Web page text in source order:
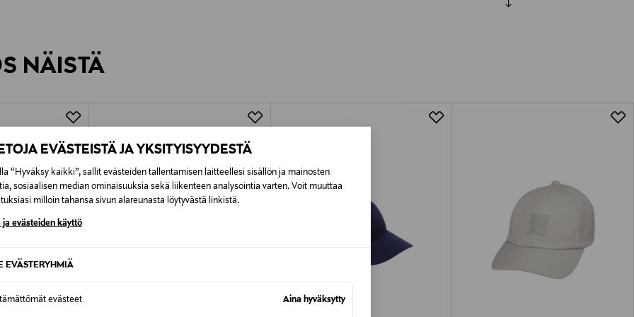
EVÄSTEISTÄ JA YKSITYISYYDESTÄ
“Hyväksy kaikki”, sallit evästeiden tallentamisen laitteellesi sisällön ja mainosten
sosiaalisen median ominaisuuksia sekä liikenteen analysointia varten. Voit muuttaa
milloin tahansa sivun alareunasta löytyvästä linkistä.
ja evästeiden käyttö
EVÄSTERYHMIÄ
evästeet Aina hyväksytty
Alk. 6,90 €, kun toimitus on saatavilla valittuun osoitteeseen.
NÄISTÄ